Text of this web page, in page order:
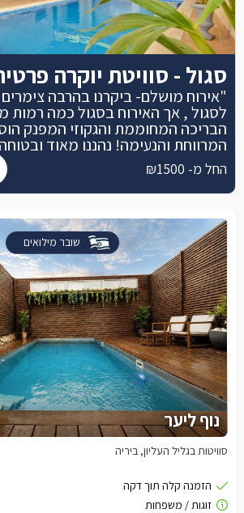
שובר מילואים
נוף ליער
סוויטות בגליל העליון, ביריה
סגול - סוויטת יוקרה
"אירוח מושלם- ביקרנו בהרבה צימרים
לסגול , אך האירוח בסגול כמה רמות
הבריכה המחוממת והגקוזי המפנק
המרווחת והנעימה! נהננו מאוד
החל מ- ₪1500